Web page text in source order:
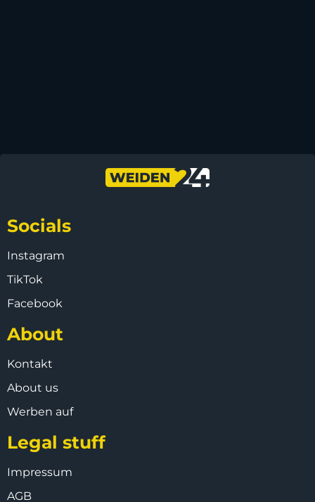
Socials
Instagram
TikTok
Facebook
About
Kontakt
About us
Werben auf
Legal stuff
Impressum
AGB